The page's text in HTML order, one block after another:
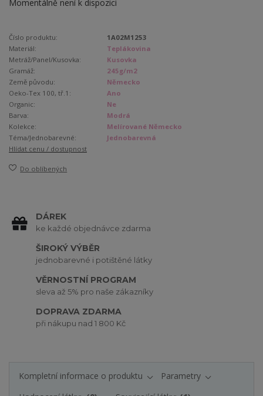
Momentálně není k dispozici
Číslo produktu:
1A02M1253
Materiál:
Teplákovina
Metráž/Panel/Kusovka:
Kusovka
Gramáž:
245g/m2
Země původu:
Německo
Oeko-Tex 100, tř.1:
Ano
Organic:
Ne
Barva:
Modrá
Kolekce:
Melírované Německo
Téma/Jednobarevné:
Jednobarevná
Hlídat cenu / dostupnost
Do oblíbených
DÁREK
ke každé objednávce zdarma
ŠIROKÝ VÝBĚR
jednobarevné i potištěné látky
VĚRNOSTNÍ PROGRAM
sleva až 5% pro naše zákazníky
DOPRAVA ZDARMA
při nákupu nad 1 800 Kč
Kompletní informace o produktu
Parametry